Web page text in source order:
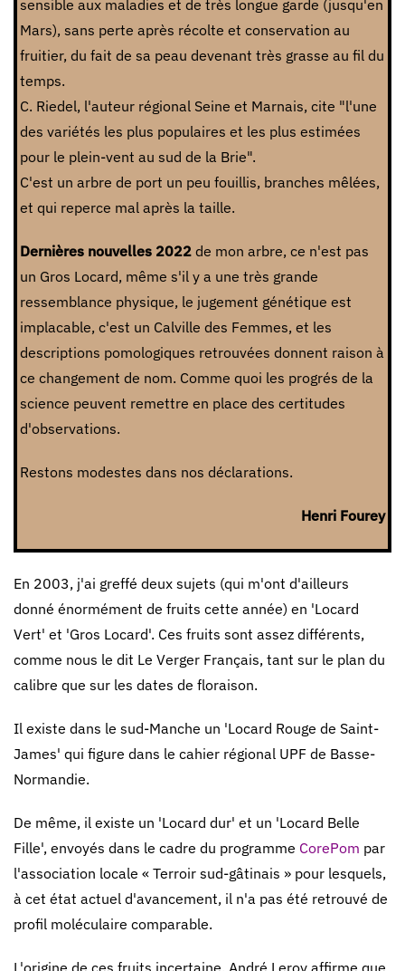
sensible aux maladies et de très longue garde (jusqu'en
Mars), sans perte après récolte et conservation au
fruitier, du fait de sa peau devenant très grasse au fil du
temps.
C. Riedel, l'auteur régional Seine et Marnais, cite "l'une
des variétés les plus populaires et les plus estimées
pour le plein-vent au sud de la Brie".
C'est un arbre de port un peu fouillis, branches mêlées,
et qui reperce mal après la taille.
Dernières nouvelles 2022 de mon arbre, ce n'est pas
un Gros Locard, même s'il y a une très grande
ressemblance physique, le jugement génétique est
implacable, c'est un Calville des Femmes, et les
descriptions pomologiques retrouvées donnent raison à
ce changement de nom. Comme quoi les progrés de la
science peuvent remettre en place des certitudes
d'observations.
Restons modestes dans nos déclarations.
Henri Fourey
En 2003, j'ai greffé deux sujets (qui m'ont d'ailleurs
donné énormément de fruits cette année) en 'Locard
Vert' et 'Gros Locard'. Ces fruits sont assez différents,
comme nous le dit Le Verger Français, tant sur le plan du
calibre que sur les dates de floraison.
Il existe dans le sud-Manche un 'Locard Rouge de Saint-
James' qui figure dans le cahier régional UPF de Basse-
Normandie.
De même, il existe un 'Locard dur' et un 'Locard Belle
Fille', envoyés dans le cadre du programme CorePom par
l'association locale « Terroir sud-gâtinais » pour lesquels,
à cet état actuel d'avancement, il n'a pas été retrouvé de
profil moléculaire comparable.
L'origine de ces fruits incertaine. André Leroy affirme que